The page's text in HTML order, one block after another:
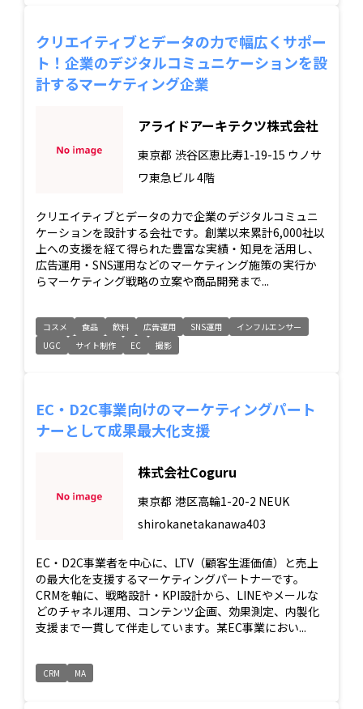
クリエイティブとデータの力で幅広くサポー
ト！企業のデジタルコミュニケーションを設
計するマーケティング企業
アライドアーキテクツ株式会社
東京都 渋谷区恵比寿1-19-15 ウノサ
ワ東急ビル 4階
クリエイティブとデータの力で企業のデジタルコミュニ
ケーションを設計する会社です。創業以来累計6,000社以
上への支援を経て得られた豊富な実績・知見を活用し、
広告運用・SNS運用などのマーケティング施策の実行か
らマーケティング戦略の立案や商品開発まで...
コスメ 食品 飲料 広告運用 SNS運用
インフルエンサー
UGC
サイト制作 EC 撮影
EC・D2C事業向けのマーケティングパート
ナーとして成果最大化支援
株式会社Coguru
東京都 港区高輪1-20-2 NEUK
shirokanetakanawa403
EC・D2C事業者を中心に、LTV（顧客生涯価値）と売上
の最大化を支援するマーケティングパートナーです。
CRMを軸に、戦略設計・KPI設計から、LINEやメールな
どのチャネル運用、コンテンツ企画、効果測定、内製化
支援まで一貫して伴走しています。某EC事業におい...
CRM MA